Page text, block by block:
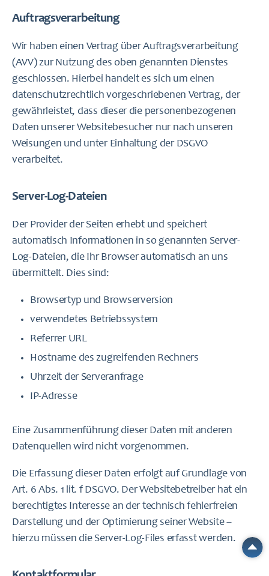
Auftragsverarbeitung
Wir haben einen Vertrag über Auftragsverarbeitung
(AVV) zur Nutzung des oben genannten Dienstes
geschlossen. Hierbei handelt es sich um einen
datenschutzrechtlich vorgeschriebenen Vertrag, der
gewährleistet, dass dieser die personenbezogenen
Daten unserer Websitebesucher nur nach unseren
Weisungen und unter Einhaltung der DSGVO
verarbeitet.
Server-Log-Dateien
Der Provider der Seiten erhebt und speichert
automatisch Informationen in so genannten Server-
Log-Dateien, die Ihr Browser automatisch an uns
übermittelt. Dies sind:
Browsertyp und Browserversion
verwendetes Betriebssystem
Referrer URL
Hostname des zugreifenden Rechners
Uhrzeit der Serveranfrage
IP-Adresse
Eine Zusammenführung dieser Daten mit anderen
Datenquellen wird nicht vorgenommen.
Die Erfassung dieser Daten erfolgt auf Grundlage von
Art. 6 Abs. 1 lit. f DSGVO. Der Websitebetreiber hat ein
berechtigtes Interesse an der technisch fehlerfreien
Darstellung und der Optimierung seiner Website –
hierzu müssen die Server-Log-Files erfasst werden.